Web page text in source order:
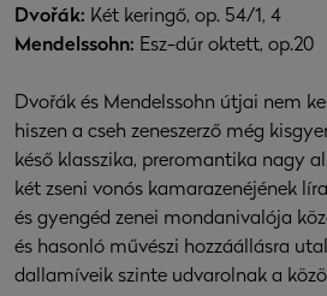
Dvořák: Két keringő, op. 54/1, 4
Mendelssohn: Esz-dúr oktett, op.20
Dvořák és Mendelssohn útjai nem
hiszen a cseh zeneszerző még
késő klasszika, preromantika nagy
két zseni vonós kamarazenéjének
és gyengéd zenei mondanivalója
és hasonló művészi hozzáállásra
dallamíveik szinte udvarolnak a